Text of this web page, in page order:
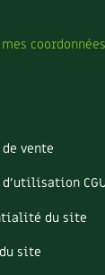
coordonnées
vente
du site
site